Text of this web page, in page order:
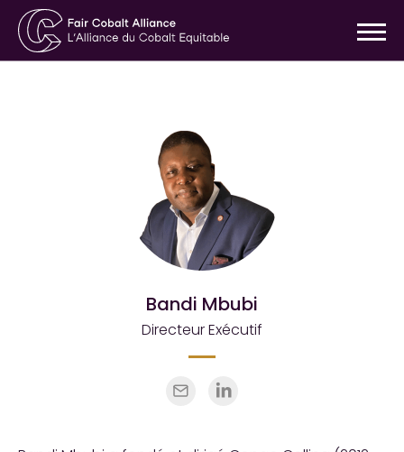
Bandi Mbubi
Directeur Exécutif